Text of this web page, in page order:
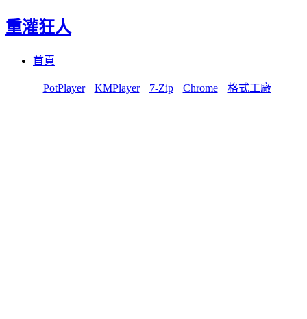
重灌狂人
首頁
PotPlayer KMPlayer 7-Zip Chrome 格式工廠